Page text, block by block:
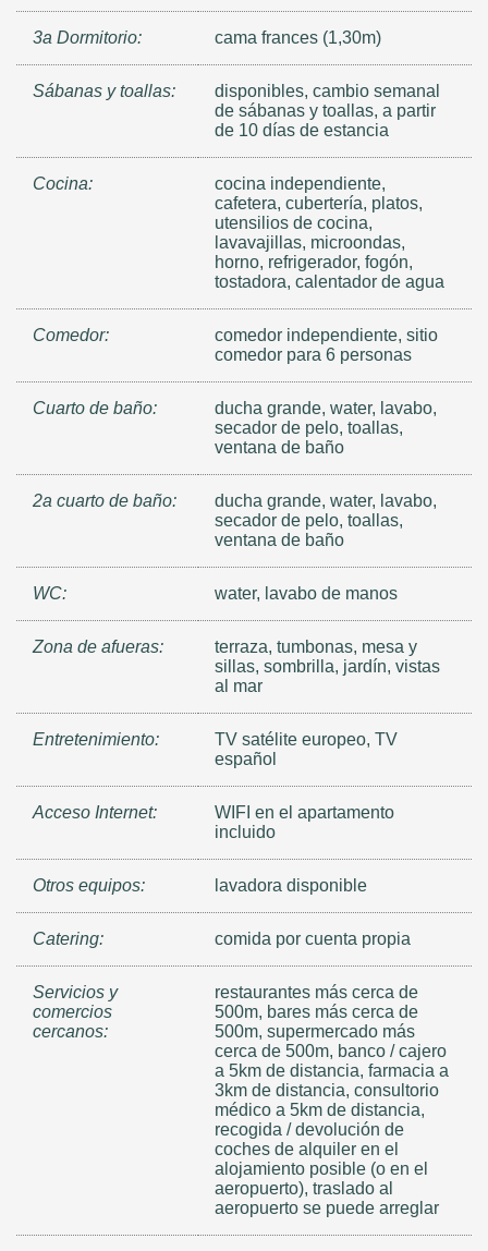
3a Dormitorio: cama frances (1,30m)
Sábanas y toallas:
disponibles, cambio semanal
de sábanas y toallas, a partir
de 10 días de estancia
Cocina:
cocina independiente,
cafetera, cubertería, platos,
utensilios de cocina,
lavavajillas, microondas,
horno, refrigerador, fogón,
tostadora, calentador de agua
Comedor:
comedor independiente, sitio
comedor para 6 personas
Cuarto de baño:
ducha grande, water, lavabo,
secador de pelo, toallas,
ventana de baño
2a cuarto de baño:
ducha grande, water, lavabo,
secador de pelo, toallas,
ventana de baño
WC: water, lavabo de manos
Zona de afueras:
terraza, tumbonas, mesa y
sillas, sombrilla, jardín, vistas
al mar
Entretenimiento:
TV satélite europeo, TV
español
Acceso Internet:
WIFI en el apartamento
incluido
Otros equipos: lavadora disponible
Catering: comida por cuenta propia
Servicios y
comercios
cercanos:
restaurantes más cerca de
500m, bares más cerca de
500m, supermercado más
cerca de 500m, banco / cajero
a 5km de distancia, farmacia a
3km de distancia, consultorio
médico a 5km de distancia,
recogida / devolución de
coches de alquiler en el
alojamiento posible (o en el
aeropuerto), traslado al
aeropuerto se puede arreglar